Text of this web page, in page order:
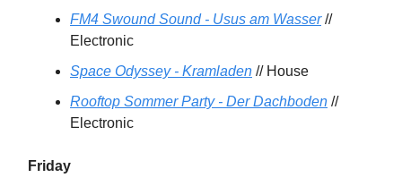
FM4 Swound Sound - Usus am Wasser//
Electronic
Space Odyssey - Kramladen // House
Rooftop Sommer Party - Der Dachboden //
Electronic
Friday